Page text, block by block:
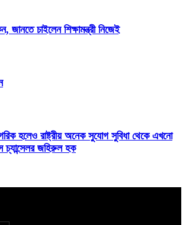
জানতে চাইলেন শিক্ষামন্ত্রী নিজেই
হলেও রাষ্ট্রীয় অনেক সুযোগ সুবিধা থেকে এখনো
চ্যান্সেলর জহিরুল হক